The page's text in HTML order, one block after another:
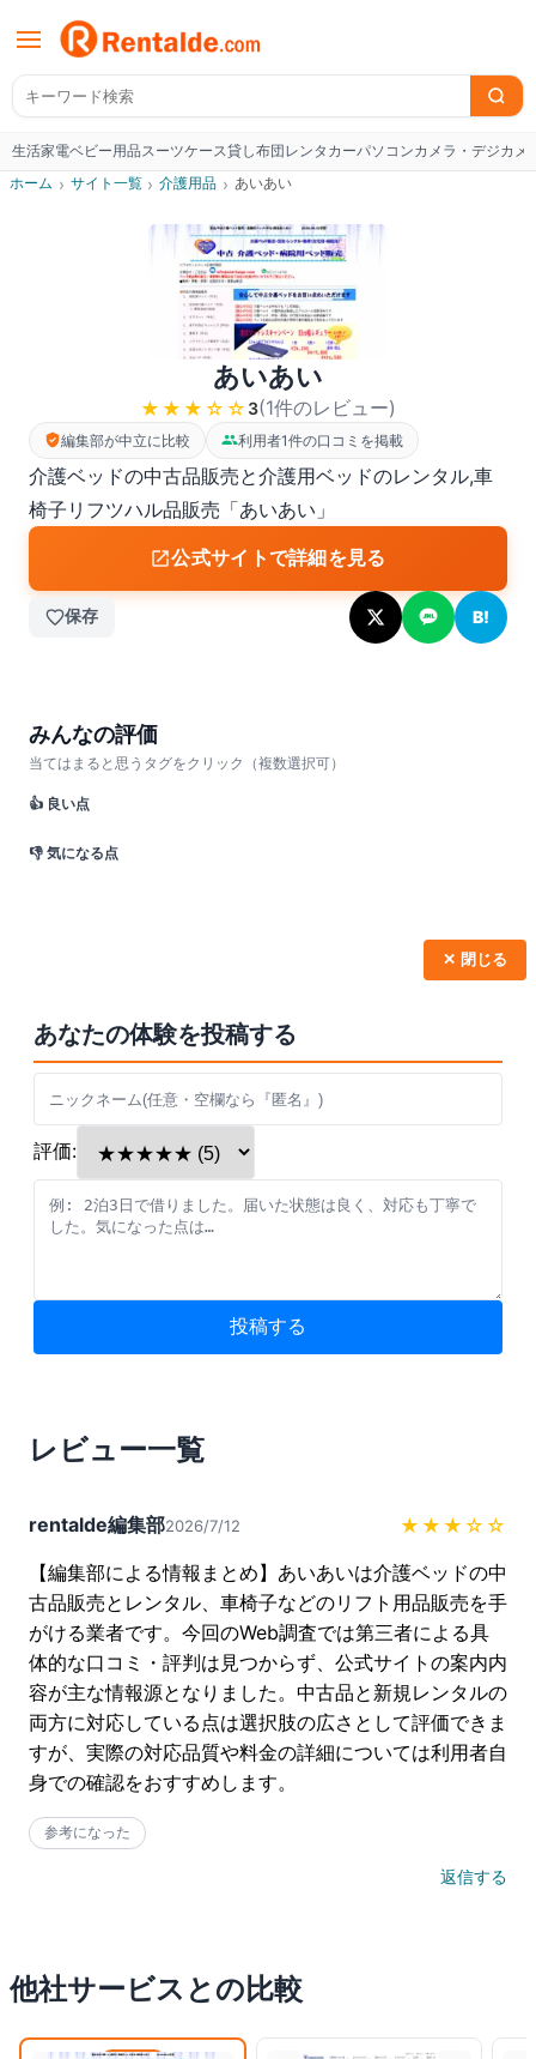
生活家電ベビー用品スーツケース貸し布団レンタカーパソコンカメラ・デジカメ
ホーム › サイト一覧 › 介護用品 › あいあい
あいあい
★★★ ☆☆ 3(1件のレビュー)
編集部が中立に比較 利用者1件の口コミを掲載
介護ベッドの中古品販売と介護用ベッドのレンタル,車
椅子リフツハル品販売「あいあい」
公式サイトで詳細を見る
保存 B!
みんなの評価
当てはまると思うタグをクリック（複数選択可）
👍 良い点
👎 気になる点
✕ 閉じる
あなたの体験を投稿する
評価:
投稿する
レビュー一覧
rentalde編集部2026/7/12 ★★★ ☆☆
【編集部による情報まとめ】あいあいは介護ベッドの中
古品販売とレンタル、車椅子などのリフト用品販売を手
がける業者です。今回のWeb調査では第三者による具
体的な口コミ・評判は見つからず、公式サイトの案内内
容が主な情報源となりました。中古品と新規レンタルの
両方に対応している点は選択肢の広さとして評価できま
すが、実際の対応品質や料金の詳細については利用者自
身での確認をおすすめします。
参考になった
返信する
他社サービスとの比較